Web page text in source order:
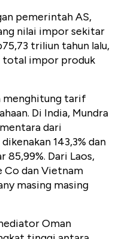
pemerintah AS,
nilai impor sekitar
triliun tahun lalu,
total impor produk
menghitung tarif
Di India, Mundra
dari
143,3% dan
85,99%. Dari Laos,
Co dan Vietnam
masing masing
Oman